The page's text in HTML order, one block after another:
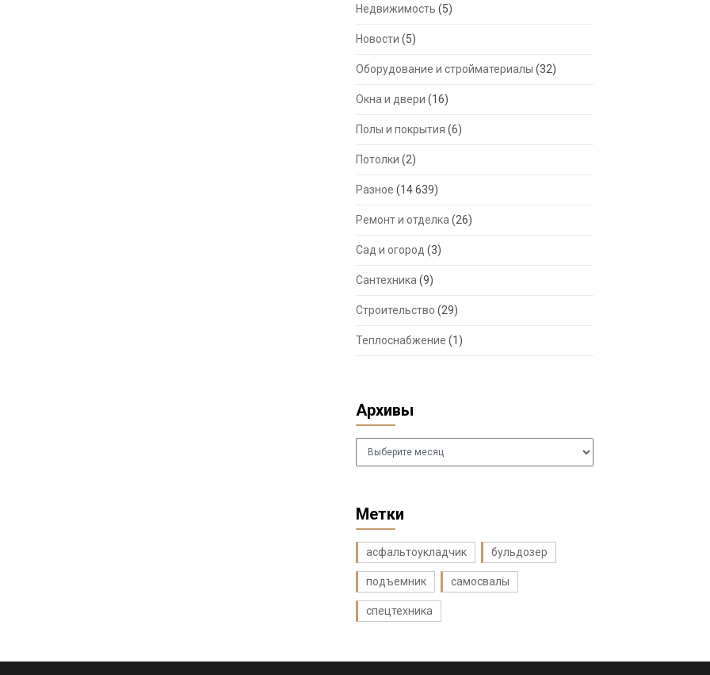
Недвижимость (5)
Новости (5)
Оборудование и стройматериалы (32)
Окна и двери (16)
Полы и покрытия (6)
Потолки (2)
Разное (14 639)
Ремонт и отделка (26)
Сад и огород (3)
Сантехника (9)
Строительство (29)
Теплоснабжение (1)
Архивы
Архивы
Метки
асфальтоукладчик бульдозер
подъемник самосвалы
спецтехника